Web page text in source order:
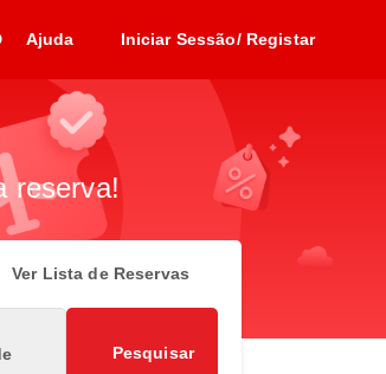
Ajuda Iniciar Sessão/ Registar
reserva!
Ver Lista de Reservas
Pesquisar